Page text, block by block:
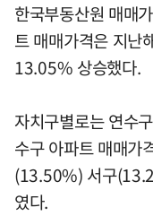
한국부동산원 매매
트 매매가격은 지난
13.05% 상승했다.
자치구별로는 연수
수구 아파트 매매가
(13.50%) 서구
였다.